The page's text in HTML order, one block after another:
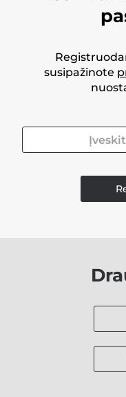
susipažinote